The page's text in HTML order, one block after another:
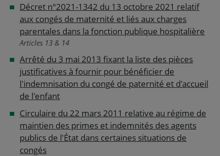
Décret n°2021-1342 du 13 octobre 2021 relatif
aux congés de maternité et liés aux charges
parentales dans la fonction publique hospitalière
Articles 13 & 14
Arrêté du 3 mai 2013 fixant la liste des pièces
justificatives à fournir pour bénéficier de
l'indemnisation du congé de paternité et d'accueil
de l'enfant
Circulaire du 22 mars 2011 relative au régime de
maintien des primes et indemnités des agents
publics de l'État dans certaines situations de
congés